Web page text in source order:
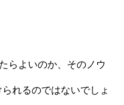
らよいのか、そのノウ
れるのではないでしょ